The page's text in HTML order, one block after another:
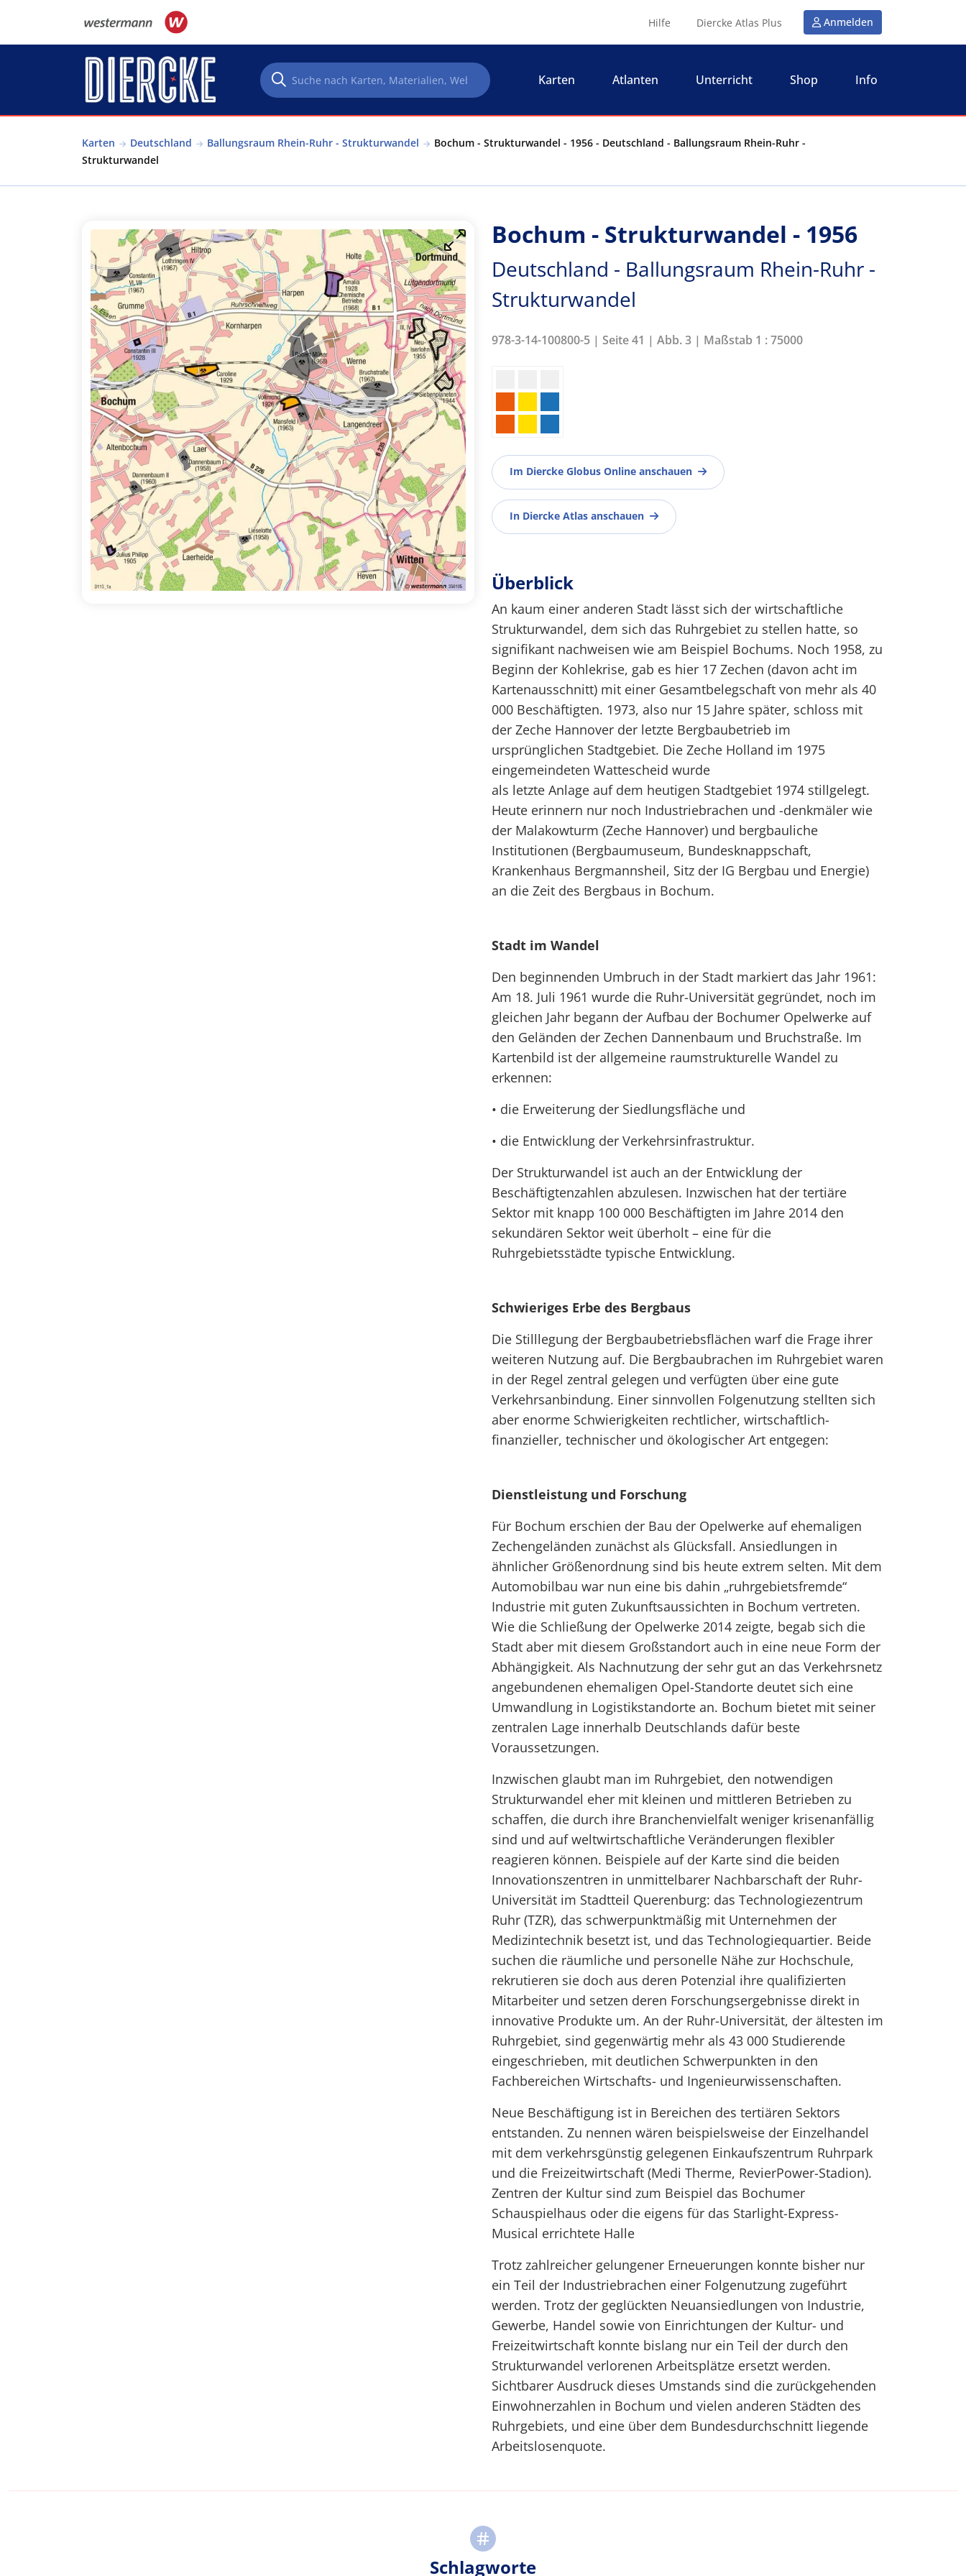
Hilfe Diercke Atlas Plus Anmelden
Karten Atlanten Unterricht Shop Info
Karten Deutschland Ballungsraum Rhein-Ruhr - Strukturwandel
Bochum - Strukturwandel - 1956 - Deutschland - Ballungsraum Rhein-Ruhr -
Strukturwandel
Bochum - Strukturwandel - 1956
Deutschland - Ballungsraum Rhein-Ruhr -
Strukturwandel
978-3-14-100800-5 | Seite 41 | Abb. 3 | Maßstab 1 : 75000
Im Diercke Globus Online anschauen
In Diercke Atlas anschauen
Überblick
An kaum einer anderen Stadt lässt sich der wirtschaftliche
Strukturwandel, dem sich das Ruhrgebiet zu stellen hatte, so
signifikant nachweisen wie am Beispiel Bochums. Noch 1958, zu
Beginn der Kohlekrise, gab es hier 17 Zechen (davon acht im
Kartenausschnitt) mit einer Gesamtbelegschaft von mehr als 40
000 Beschäftigten. 1973, also nur 15 Jahre später, schloss mit
der Zeche Hannover der letzte Bergbaubetrieb im
ursprünglichen Stadtgebiet. Die Zeche Holland im 1975
eingemeindeten Wattescheid wurde
als letzte Anlage auf dem heutigen Stadtgebiet 1974 stillgelegt.
Heute erinnern nur noch Industriebrachen und -denkmäler wie
der Malakowturm (Zeche Hannover) und bergbauliche
Institutionen (Bergbaumuseum, Bundesknappschaft,
Krankenhaus Bergmannsheil, Sitz der IG Bergbau und Energie)
an die Zeit des Bergbaus in Bochum.
Stadt im Wandel
Den beginnenden Umbruch in der Stadt markiert das Jahr 1961:
Am 18. Juli 1961 wurde die Ruhr-Universität gegründet, noch im
gleichen Jahr begann der Aufbau der Bochumer Opelwerke auf
den Geländen der Zechen Dannenbaum und Bruchstraße. Im
Kartenbild ist der allgemeine raumstrukturelle Wandel zu
erkennen:
• die Erweiterung der Siedlungsfläche und
• die Entwicklung der Verkehrsinfrastruktur.
Der Strukturwandel ist auch an der Entwicklung der
Beschäftigtenzahlen abzulesen. Inzwischen hat der tertiäre
Sektor mit knapp 100 000 Beschäftigten im Jahre 2014 den
sekundären Sektor weit überholt – eine für die
Ruhrgebietsstädte typische Entwicklung.
Schwieriges Erbe des Bergbaus
Die Stilllegung der Bergbaubetriebsflächen warf die Frage ihrer
weiteren Nutzung auf. Die Bergbaubrachen im Ruhrgebiet waren
in der Regel zentral gelegen und verfügten über eine gute
Verkehrsanbindung. Einer sinnvollen Folgenutzung stellten sich
aber enorme Schwierigkeiten rechtlicher, wirtschaftlich-
finanzieller, technischer und ökologischer Art entgegen:
Dienstleistung und Forschung
Für Bochum erschien der Bau der Opelwerke auf ehemaligen
Zechengeländen zunächst als Glücksfall. Ansiedlungen in
ähnlicher Größenordnung sind bis heute extrem selten. Mit dem
Automobilbau war nun eine bis dahin „ruhrgebietsfremde“
Industrie mit guten Zukunftsaussichten in Bochum vertreten.
Wie die Schließung der Opelwerke 2014 zeigte, begab sich die
Stadt aber mit diesem Großstandort auch in eine neue Form der
Abhängigkeit. Als Nachnutzung der sehr gut an das Verkehrsnetz
angebundenen ehemaligen Opel-Standorte deutet sich eine
Umwandlung in Logistikstandorte an. Bochum bietet mit seiner
zentralen Lage innerhalb Deutschlands dafür beste
Voraussetzungen.
Inzwischen glaubt man im Ruhrgebiet, den notwendigen
Strukturwandel eher mit kleinen und mittleren Betrieben zu
schaffen, die durch ihre Branchenvielfalt weniger krisenanfällig
sind und auf weltwirtschaftliche Veränderungen flexibler
reagieren können. Beispiele auf der Karte sind die beiden
Innovationszentren in unmittelbarer Nachbarschaft der Ruhr-
Universität im Stadtteil Querenburg: das Technologiezentrum
Ruhr (TZR), das schwerpunktmäßig mit Unternehmen der
Medizintechnik besetzt ist, und das Technologiequartier. Beide
suchen die räumliche und personelle Nähe zur Hochschule,
rekrutieren sie doch aus deren Potenzial ihre qualifizierten
Mitarbeiter und setzen deren Forschungsergebnisse direkt in
innovative Produkte um. An der Ruhr-Universität, der ältesten im
Ruhrgebiet, sind gegenwärtig mehr als 43 000 Studierende
eingeschrieben, mit deutlichen Schwerpunkten in den
Fachbereichen Wirtschafts- und Ingenieurwissenschaften.
Neue Beschäftigung ist in Bereichen des tertiären Sektors
entstanden. Zu nennen wären beispielsweise der Einzelhandel
mit dem verkehrsgünstig gelegenen Einkaufszentrum Ruhrpark
und die Freizeitwirtschaft (Medi Therme, RevierPower-Stadion).
Zentren der Kultur sind zum Beispiel das Bochumer
Schauspielhaus oder die eigens für das Starlight-Express-
Musical errichtete Halle
Trotz zahlreicher gelungener Erneuerungen konnte bisher nur
ein Teil der Industriebrachen einer Folgenutzung zugeführt
werden. Trotz der geglückten Neuansiedlungen von Industrie,
Gewerbe, Handel sowie von Einrichtungen der Kultur- und
Freizeitwirtschaft konnte bislang nur ein Teil der durch den
Strukturwandel verlorenen Arbeitsplätze ersetzt werden.
Sichtbarer Ausdruck dieses Umstands sind die zurückgehenden
Einwohnerzahlen in Bochum und vielen anderen Städten des
Ruhrgebiets, und eine über dem Bundesdurchschnitt liegende
Arbeitslosenquote.
Schlagworte